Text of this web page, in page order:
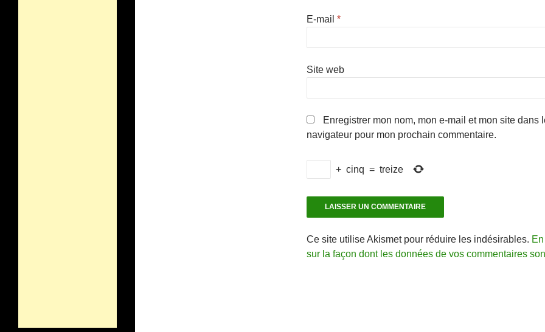
E-mail *
Site web
Enregistrer mon nom, mon e-mail et mon site dans
navigateur pour mon prochain commentaire.
+ cinq = treize
Ce site utilise Akismet pour réduire les indésirables.
sur la façon dont les données de vos commentaires